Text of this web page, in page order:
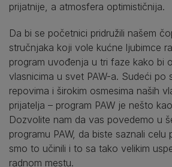
prijatnije, a atmosfera optimističnija.
Da bi se početnici pridružili našem
stručnjaka koji vole kućne ljubimce
program uvođenja u tri faze kako bi
vlasnicima u svet PAW-a. Sudeći po
repovima i širokim osmesima naših
prijatelja – program PAW je nešto
Dozvolite nam da vas povedemo u
programu PAW, da biste saznali
smo to učinili i to sa tako velikim
radnom mestu.